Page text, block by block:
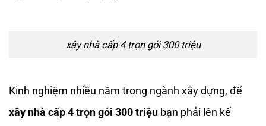
xây nhà cấp 4 trọn gói 300 triệu
Kinh nghiệm nhiều năm trong ngành xây dựng, để
xây nhà cấp 4 trọn gói 300 triệu bạn phải lên kế